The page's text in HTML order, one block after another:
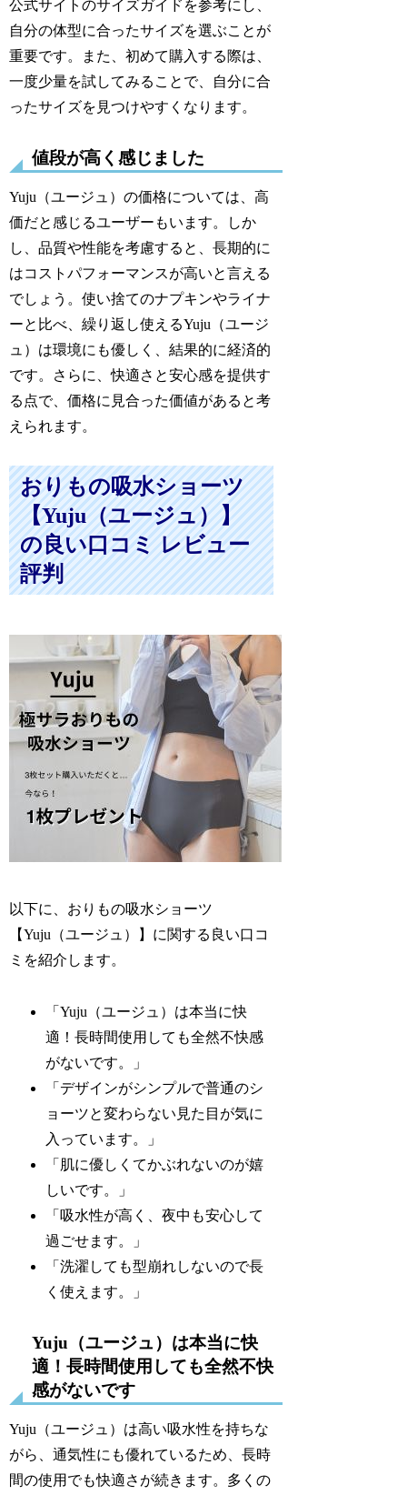
公式サイトのサイズガイドを参考にし、
自分の体型に合ったサイズを選ぶことが
重要です。また、初めて購入する際は、
一度少量を試してみることで、自分に合
ったサイズを見つけやすくなります。
値段が高く感じました
Yuju（ユージュ）の価格については、高
価だと感じるユーザーもいます。しか
し、品質や性能を考慮すると、長期的に
はコストパフォーマンスが高いと言える
でしょう。使い捨てのナプキンやライナ
ーと比べ、繰り返し使えるYuju（ユージ
ュ）は環境にも優しく、結果的に経済的
です。さらに、快適さと安心感を提供す
る点で、価格に見合った価値があると考
えられます。
おりもの吸水ショーツ
【Yuju（ユージュ）】
の良い口コミ レビュー
評判
以下に、おりもの吸水ショーツ
【Yuju（ユージュ）】に関する良い口コ
ミを紹介します。
「Yuju（ユージュ）は本当に快
適！長時間使用しても全然不快感
がないです。」
「デザインがシンプルで普通のシ
ョーツと変わらない見た目が気に
入っています。」
「肌に優しくてかぶれないのが嬉
しいです。」
「吸水性が高く、夜中も安心して
過ごせます。」
「洗濯しても型崩れしないので長
く使えます。」
Yuju（ユージュ）は本当に快
適！長時間使用しても全然不快
感がないです
Yuju（ユージュ）は高い吸水性を持ちな
がら、通気性にも優れているため、長時
間の使用でも快適さが続きます。多くの